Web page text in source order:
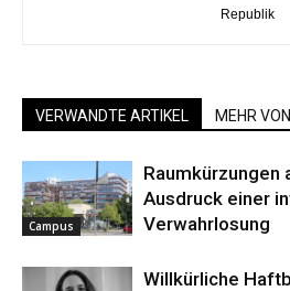
Republik
VERWANDTE ARTIKEL MEHR
Campus
Raumkürzungen
Ausdruck einer
Verwahrlosung
Willkürliche